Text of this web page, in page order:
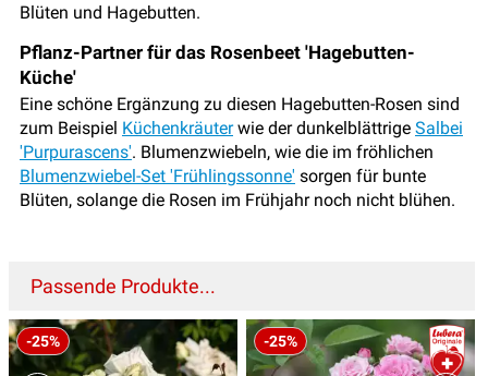
Blüten und Hagebutten.
Pflanz-Partner für das Rosenbeet 'Hagebutten-
Küche'
Eine schöne Ergänzung zu diesen Hagebutten-Rosen sind
zum Beispiel Küchenkräuterwie der dunkelblättrige Salbei
'Purpurascens'. Blumenzwiebeln, wie die im fröhlichen
Blumenzwiebel-Set 'Frühlingssonne' sorgen für bunte
Blüten, solange die Rosen im Frühjahr noch nicht blühen.
Passende Produkte...
-25% -25%